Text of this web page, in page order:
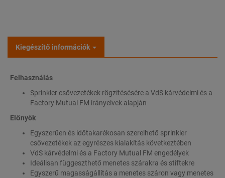
Kiegészítő információk
Felhasználás
Sprinkler csővezetékek rögzítésésére a VdS kárvédelmi és a
Factory Mutual FM irányelvek alapján
Előnyök
Egyszerűen és időtakarékosan szerelhető sprinkler
csővezetékek az egyrészes kialakítás következtében
VdS kárvédelmi és a Factory Mutual FM engedélyek
Ideálisan függeszthető menetes szárakra és stiftekre
Egyszerű magasságállítás a menetes száron vagy menetes